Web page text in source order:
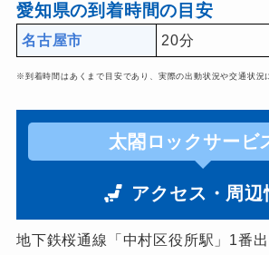
愛知県の到着時間の目安
名古屋市 20分
※到着時間はあくまで目安であり、実際の出動状況や交通状況
太閤ロックサービ
アクセス・周辺
地下鉄桜通線「中村区役所駅」1番